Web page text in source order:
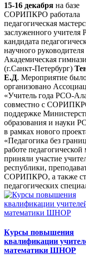
15-16 декабря на базе
СОРИПКРО работала
педагогическая
заслуженного учителя
кандидата
научного
Академическая
(г.Санкт-Петербург)
Е.Д. Мероприятие
организовано
«Учитель года РСО-
совместно с
поддержке
образования и науки
в рамках нового
«Педагогика без
работе педагогической
приняли участие
республики,
СОРИПКРО, а также
педагогических
Курсы повышения
квалификации
математики ШНОР